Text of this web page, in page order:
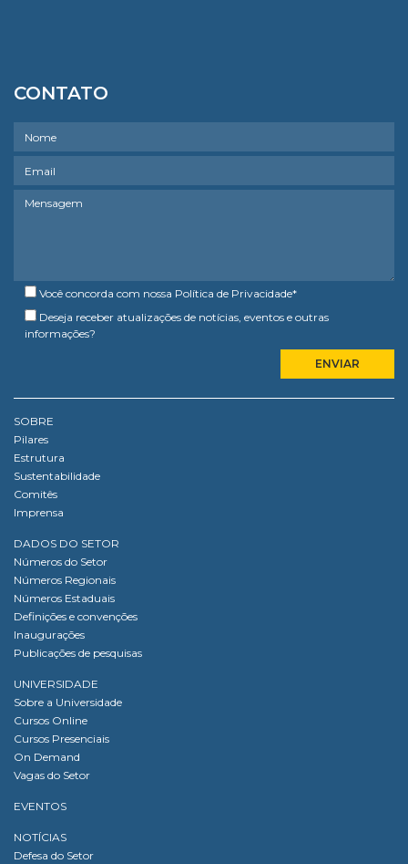
CONTATO
Você concorda com nossa Política de Privacidade*
Deseja receber atualizações de notícias, eventos e outras
informações?
SOBRE
Pilares
Estrutura
Sustentabilidade
Comitês
Imprensa
DADOS DO SETOR
Números do Setor
Números Regionais
Números Estaduais
Definições e convenções
Inaugurações
Publicações de pesquisas
UNIVERSIDADE
Sobre a Universidade
Cursos Online
Cursos Presenciais
On Demand
Vagas do Setor
EVENTOS
NOTÍCIAS
Defesa do Setor